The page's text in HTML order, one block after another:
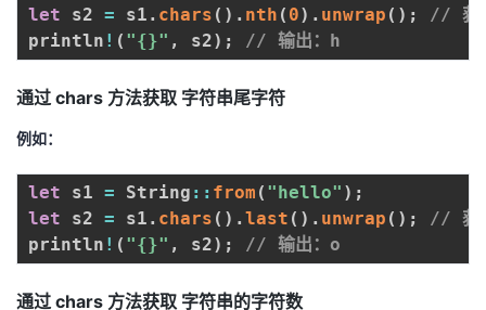
let s2 = s1 . chars ( ) . nth ( 0) . unwrap ( ) ;
// 获
println ! ( "{}" , s2) ; // 输出：h
通过 chars 方法获取 字符串尾字符
例如：
let s1 = String : : from ( "hello" ) ;
let s2 = s1 . chars ( ) . last ( ) . unwrap ( ) ;
// 获
println ! ( "{}" , s2) ; // 输出：o
通过 chars 方法获取 字符串的字符数